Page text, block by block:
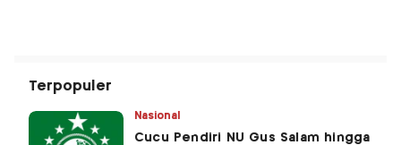
Terpopuler
Nasional
Cucu Pendiri NU Gus Salam hingga